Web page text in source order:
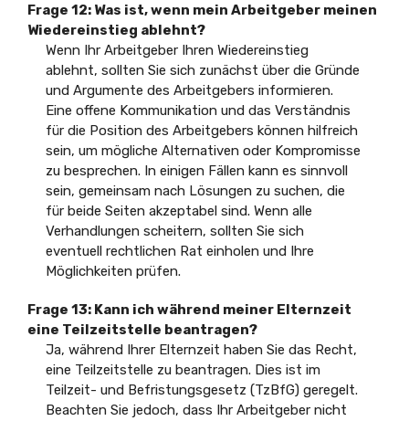
Frage 12: Was ist, wenn mein Arbeitgeber meinen
Wiedereinstieg ablehnt?
Wenn Ihr Arbeitgeber Ihren Wiedereinstieg
ablehnt, sollten Sie sich zunächst über die Gründe
und Argumente des Arbeitgebers informieren.
Eine offene Kommunikation und das Verständnis
für die Position des Arbeitgebers können hilfreich
sein, um mögliche Alternativen oder Kompromisse
zu besprechen. In einigen Fällen kann es sinnvoll
sein, gemeinsam nach Lösungen zu suchen, die
für beide Seiten akzeptabel sind. Wenn alle
Verhandlungen scheitern, sollten Sie sich
eventuell rechtlichen Rat einholen und Ihre
Möglichkeiten prüfen.
Frage 13: Kann ich während meiner Elternzeit
eine Teilzeitstelle beantragen?
Ja, während Ihrer Elternzeit haben Sie das Recht,
eine Teilzeitstelle zu beantragen. Dies ist im
Teilzeit- und Befristungsgesetz (TzBfG) geregelt.
Beachten Sie jedoch, dass Ihr Arbeitgeber nicht